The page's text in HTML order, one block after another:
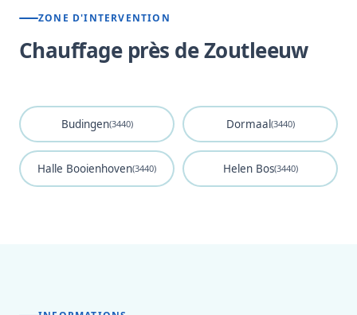
ZONE D'INTERVENTION
Chauffage près de Zoutleeuw
Budingen(3440) Dormaal(3440)
Halle Booienhoven(3440) Helen Bos(3440)